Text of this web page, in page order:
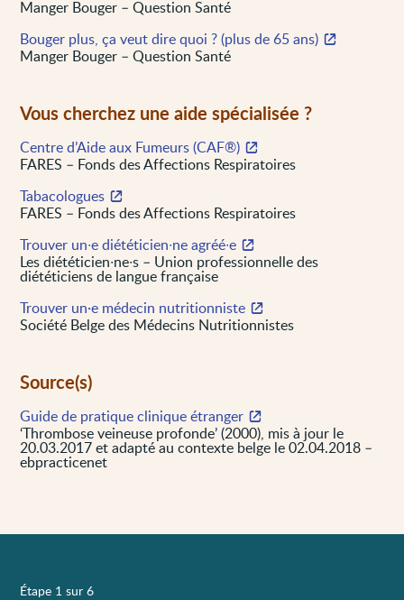
Manger Bouger – Question Santé
Bouger plus, ça veut dire quoi ? (plus de 65 ans)
Manger Bouger – Question Santé
Vous cherchez une aide spécialisée ?
Centre d’Aide aux Fumeurs (CAF®)
FARES – Fonds des Affections Respiratoires
Tabacologues
FARES – Fonds des Affections Respiratoires
Trouver un∙e diététicien∙ne agréé∙e
Les diététicien∙ne∙s – Union professionnelle des
diététiciens de langue française
Trouver un·e médecin nutritionniste
Société Belge des Médecins Nutritionnistes
Source(s)
Guide de pratique clinique étranger
‘Thrombose veineuse profonde’ (2000), mis à jour le
20.03.2017 et adapté au contexte belge le 02.04.2018 –
ebpracticenet
Étape 1 sur 6